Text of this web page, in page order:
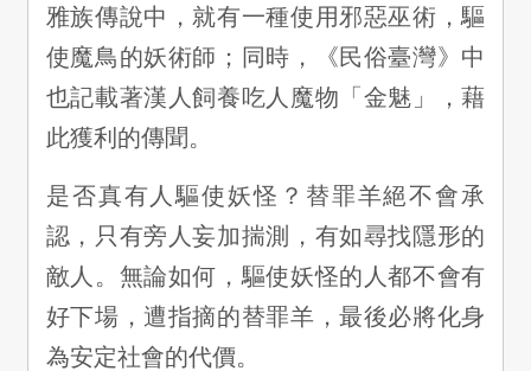
雅族傳說中，就有一種使用邪惡巫術，驅
使魔鳥的妖術師；同時，《民俗臺灣》中
也記載著漢人飼養吃人魔物「金魅」，藉
此獲利的傳聞。
是否真有人驅使妖怪？替罪羊絕不會承
認，只有旁人妄加揣測，有如尋找隱形的
敵人。無論如何，驅使妖怪的人都不會有
好下場，遭指摘的替罪羊，最後必將化身
為安定社會的代價。